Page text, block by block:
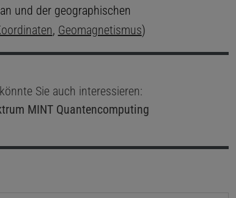
und der geographischen
, Geomagnetismus)
Sie auch interessieren:
MINTQuantencomputing